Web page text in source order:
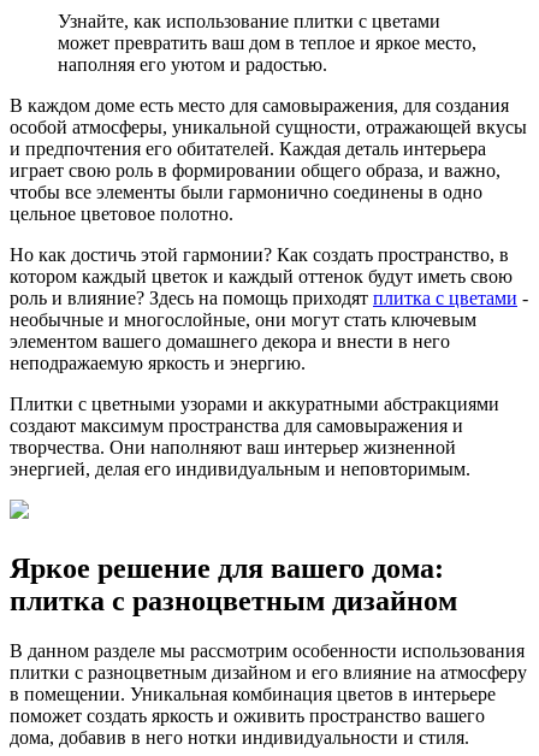
Узнайте, как использование плитки с цветами
может превратить ваш дом в теплое и яркое место,
наполняя его уютом и радостью.
В каждом доме есть место для самовыражения, для создания
особой атмосферы, уникальной сущности, отражающей вкусы
и предпочтения его обитателей. Каждая деталь интерьера
играет свою роль в формировании общего образа, и важно,
чтобы все элементы были гармонично соединены в одно
цельное цветовое полотно.
Но как достичь этой гармонии? Как создать пространство, в
котором каждый цветок и каждый оттенок будут иметь свою
роль и влияние? Здесь на помощь приходят плитка с цветами -
необычные и многослойные, они могут стать ключевым
элементом вашего домашнего декора и внести в него
неподражаемую яркость и энергию.
Плитки с цветными узорами и аккуратными абстракциями
создают максимум пространства для самовыражения и
творчества. Они наполняют ваш интерьер жизненной
энергией, делая его индивидуальным и неповторимым.
Яркое решение для вашего дома:
плитка с разноцветным дизайном
В данном разделе мы рассмотрим особенности использования
плитки с разноцветным дизайном и его влияние на атмосферу
в помещении. Уникальная комбинация цветов в интерьере
поможет создать яркость и оживить пространство вашего
дома, добавив в него нотки индивидуальности и стиля.